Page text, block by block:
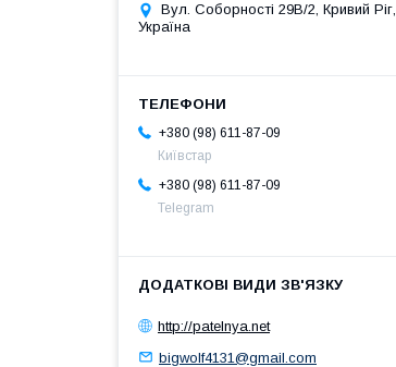
Вул. Соборності 29В/2, Кривий Ріг,
Україна
+380 (98) 611-87-09
Київстар
+380 (98) 611-87-09
Telegram
http://patelnya.net
bigwolf4131@gmail.com